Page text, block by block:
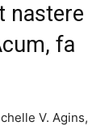
nastere
fa
V. Agins,